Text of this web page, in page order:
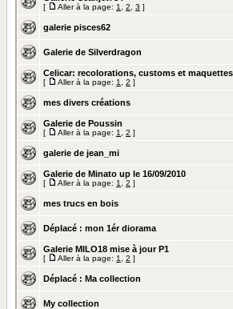
[ Aller à la page: 1 2 3 ]
galerie pisces62
Galerie de Silverdragon
Celicar: recolorations, customs et maquettes
[ Aller à la page: 1 2 ]
mes divers créations
Galerie de Poussin
[ Aller à la page: 1 2 ]
galerie de jean_mi
Galerie de Minato up le 16/09/2010
[ Aller à la page: 1 2 ]
mes trucs en bois
Déplacé : mon 1ér diorama
Galerie MILO18 mise à jour P1
[ Aller à la page: 1 2 ]
Déplacé : Ma collection
My collection